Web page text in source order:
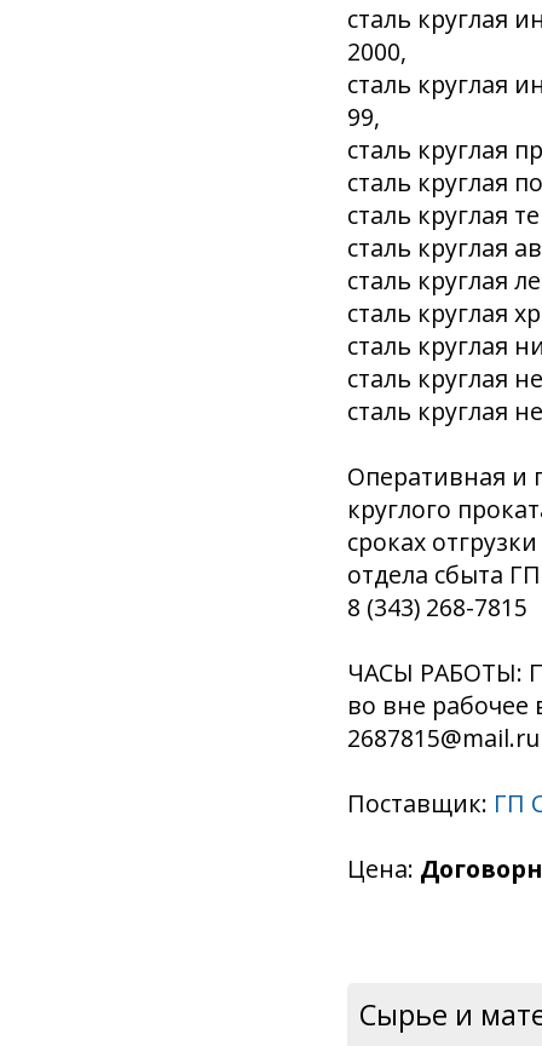
сталь круглая
2000,
сталь круглая
99,
сталь круглая
сталь круглая
сталь круглая
сталь круглая
сталь круглая
сталь круглая
сталь круглая
сталь круглая
сталь круглая
Оперативная и
круглого
сроках
отдела сбыта
8 (343) 268-7815
ЧАСЫ РАБОТЫ:
во вне рабочее
2687815@mail.ru
Поставщик: ГП
Цена:
Сырье и